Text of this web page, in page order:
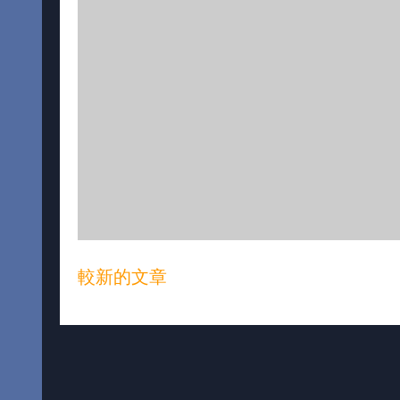
較新的文章